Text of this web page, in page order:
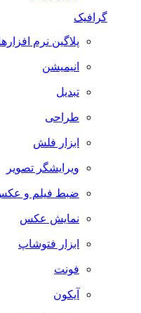
گرافیک
پلاگین نرم افزارها
انیمیشن
تبدیل
طراحی
ابزار فلش
ویرایشگر تصویر
ضبط فيلم و عكس
نمایش عکس
ابزار فتوشاپ
فونت
آیکون